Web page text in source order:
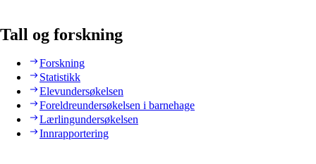
Tall og forskning
Forskning
Statistikk
Elevundersøkelsen
Foreldreundersøkelsen i barnehage
Lærlingundersøkelsen
Innrapportering